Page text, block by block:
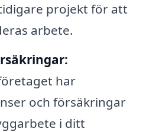
projekt för att
arbete.
har
och försäkringar
i ditt